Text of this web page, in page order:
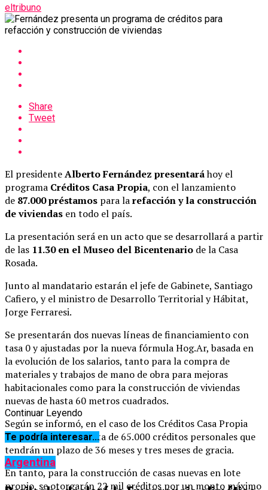
eltribuno
Share
Tweet
El presidenteAlberto Fernández presentaráhoy el
programa Créditos Casa Propia, con el lanzamiento
de 87.000 préstamos para larefacción y la construcción
de viviendas en todo el país.
La presentación será en un acto que se desarrollará a partir
de las 11.30 en el Museo del Bicentenario de la Casa
Rosada.
Junto al mandatario estarán el jefe de Gabinete, Santiago
Cafiero, y el ministro de Desarrollo Territorial y Hábitat,
Jorge Ferraresi.
Se presentarán dos nuevas líneas de financiamiento con
tasa 0 y ajustadas por la nueva fórmula Hog.Ar, basada en
la evolución de los salarios, tanto para la compra de
materiales y trabajos de mano de obra para mejoras
habitacionales como para la construcción de viviendas
nuevas de hasta 60 metros cuadrados.
Según se informó, en el caso de los Créditos Casa Propia
para refacción, se trata de 65.000 créditos personales que
tendrán un plazo de 36 meses y tres meses de gracia.
En tanto, para la construcción de casas nuevas en lote
propio, se otorgarán 22 mil créditos por un monto máximo
Continuar Leyendo
Te podría interesar...
Argentina